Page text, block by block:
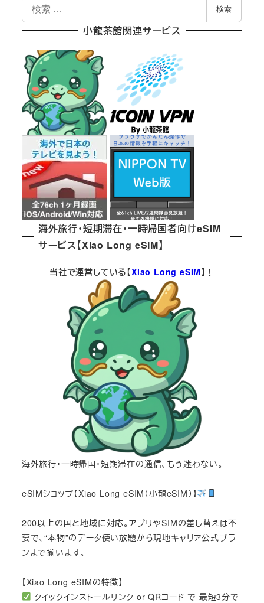
検
索
検索
小龍茶館関連サービス
海外旅行・短期滞在・一時帰国者向けeSIM
サービス【Xiao Long eSIM】
当社で運営している【Xiao Long eSIM】！
海外旅行・一時帰国・短期滞在の通信、もう迷わない。
eSIMショップ【Xiao Long eSIM（小龍eSIM）】
200以上の国と地域に対応。アプリやSIMの差し替えは不
要で、“本物”のデータ使い放題から現地キャリア公式プラ
ンまで揃います。
【Xiao Long eSIMの特徴】
クイックインストールリンク or QRコード で 最短3分で